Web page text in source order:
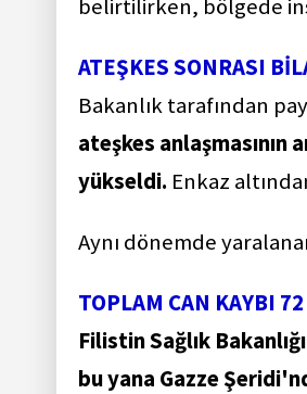
belirtilirken, bölgede
ATEŞKES SONRASI
Bakanlık tarafından
ateşkes anlaşmasının
yükseldi. Enkaz
Aynı dönemde
TOPLAM CAN KAYBI
Filistin Sağlık
bu yana Gazze